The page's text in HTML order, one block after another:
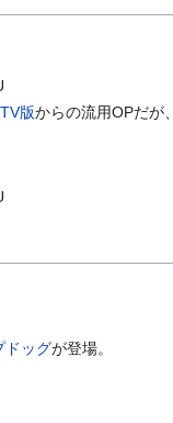
TV版からの流用OPだが
ドッグが登場。